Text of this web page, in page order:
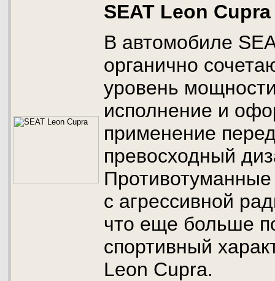
SEAT Leon Cupra
В автомобиле
органично
уровень
исполнение и
применение
превосходный
с агрессивной
что еще больше
спортивный
Leon Cupra.